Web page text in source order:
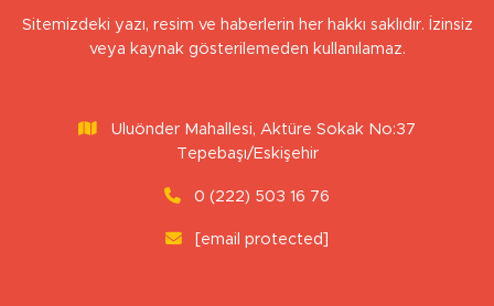
Sitemizdeki yazı, resim ve haberlerin her hakkı saklıdır. İzinsiz
veya kaynak gösterilemeden kullanılamaz.
Uluönder Mahallesi, Aktüre Sokak No:37
Tepebaşı/Eskişehir
0 (222) 503 16 76
[email protected]